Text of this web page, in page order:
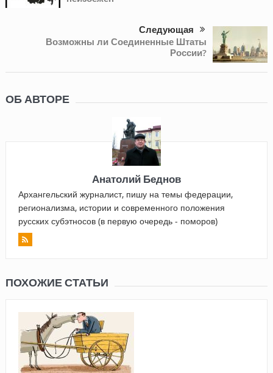
Следующая
Возможны ли Соединенные Штаты
России?
ОБ АВТОРЕ
Анатолий Беднов
Архангельский журналист, пишу на темы федерации,
регионализма, истории и современного положения
русских субэтносов (в первую очередь - поморов)
ПОХОЖИЕ СТАТЬИ